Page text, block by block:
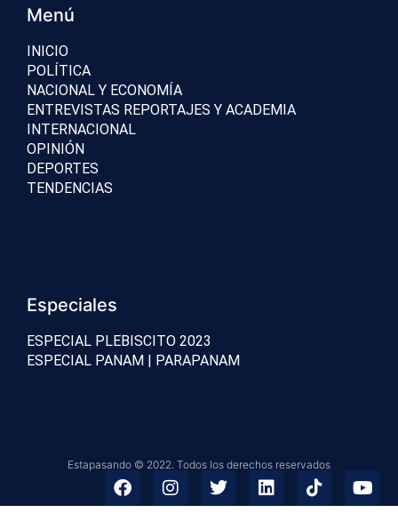
Menú
INICIO
POLÍTICA
NACIONAL Y ECONOMÍA
ENTREVISTAS REPORTAJES Y ACADEMIA
INTERNACIONAL
OPINIÓN
DEPORTES
TENDENCIAS
Especiales
ESPECIAL PLEBISCITO 2023
ESPECIAL PANAM | PARAPANAM
Estapasando © 2022. Todos los derechos reservados